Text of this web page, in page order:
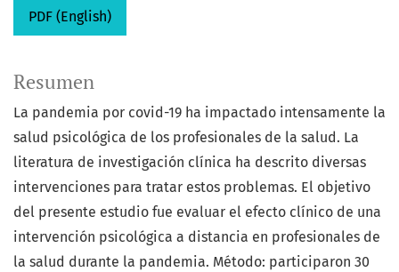
PDF (English)
Resumen
La pandemia por covid-19 ha impactado intensamente la
salud psicológica de los profesionales de la salud. La
literatura de investigación clínica ha descrito diversas
intervenciones para tratar estos problemas. El objetivo
del presente estudio fue evaluar el efecto clínico de una
intervención psicológica a distancia en profesionales de
la salud durante la pandemia. Método: participaron 30